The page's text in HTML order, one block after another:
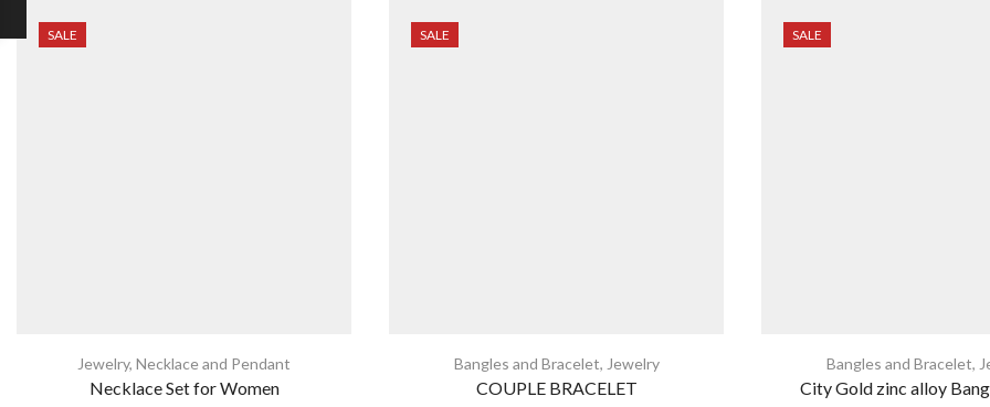
SALE
Jewelry, Necklace and Pendant
Necklace Set for Women
SALE
Bangles and Bracelet, Jewelry
COUPLE BRACELET
SALE
Bangles and Bracelet,
City Gold zinc alloy